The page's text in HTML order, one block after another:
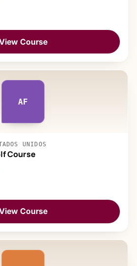
Course
AF
UNIDOS
Course
Course